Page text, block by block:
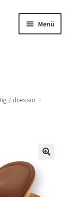
Menü
/ dressur